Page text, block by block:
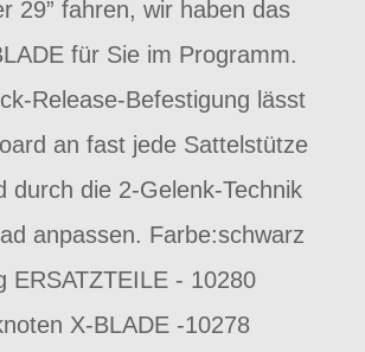
29” fahren, wir haben das
für Sie im Programm.
Release-Befestigung lässt
an fast jede Sattelstütze
durch die 2-Gelenk-Technik
anpassen. Farbe:schwarz
ERSATZTEILE - 10280
X-BLADE -10278